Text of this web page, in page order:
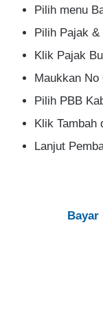
Pilih menu
Pilih Pajak &
Klik Pajak
Maukkan
Pilih PBB
Klik Tambah
Lanjut
Bayar